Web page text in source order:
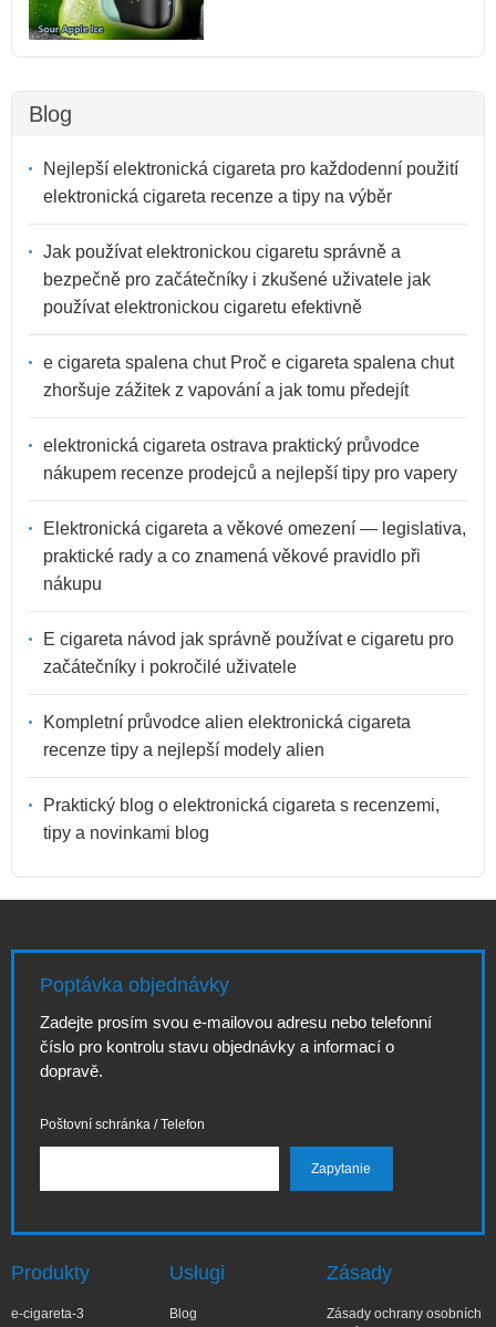
Blog
Nejlepší elektronická cigareta pro každodenní použití
elektronická cigareta recenze a tipy na výběr
Jak používat elektronickou cigaretu správně a
bezpečně pro začátečníky i zkušené uživatele jak
používat elektronickou cigaretu efektivně
e cigareta spalena chut Proč e cigareta spalena chut
zhoršuje zážitek z vapování a jak tomu předejít
elektronická cigareta ostrava praktický průvodce
nákupem recenze prodejců a nejlepší tipy pro vapery
Elektronická cigareta a věkové omezení — legislativa,
praktické rady a co znamená věkové pravidlo při
nákupu
E cigareta návod jak správně používat e cigaretu pro
začátečníky i pokročilé uživatele
Kompletní průvodce alien elektronická cigareta
recenze tipy a nejlepší modely alien
Praktický blog o elektronická cigareta s recenzemi,
tipy a novinkami blog
Poptávka objednávky
Zadejte prosím svou e-mailovou adresu nebo telefonní
číslo pro kontrolu stavu objednávky a informací o
dopravě.
Poštovní schránka / Telefon
Produkty
e-cigareta-3
Usługi
Blog
Zásady
Zásady ochrany osobních